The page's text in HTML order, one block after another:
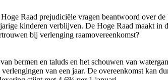
Raad prejudiciële vragen beantwoord over
kinderen verblijven. De Hoge Raad maakt in
bij verlenging raamovereenkomst?
bermen en taluds en het schouwen van
van een jaar. De overeenkomst kan